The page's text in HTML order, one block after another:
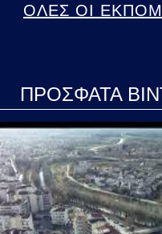
ΟΛΕΣ ΟΙ
ΠΡΟΣΦΑΤΑ